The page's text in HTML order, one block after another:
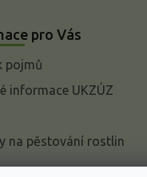
pro Vás
pojmů
informace UKZÚZ
na pěstování rostlin